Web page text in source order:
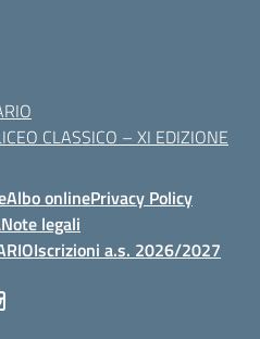
CLASSICO – XI EDIZIONE
Albo onlinePrivacy Policy
Note legali
Iscrizioni a.s. 2026/2027